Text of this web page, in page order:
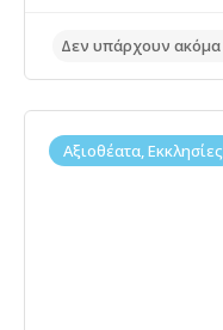
Αξιοθέατα, Εκκλησίες